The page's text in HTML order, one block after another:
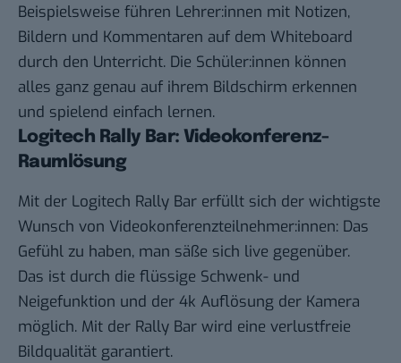
Beispielsweise führen Lehrer:innen mit Notizen,
Bildern und Kommentaren auf dem Whiteboard
durch den Unterricht. Die Schüler:innen können
alles ganz genau auf ihrem Bildschirm erkennen
und spielend einfach lernen.
Logitech Rally Bar: Videokonferenz-
Raumlösung
Mit der Logitech Rally Bar erfüllt sich der wichtigste
Wunsch von Videokonferenzteilnehmer:innen: Das
Gefühl zu haben, man säße sich live gegenüber.
Das ist durch die flüssige Schwenk- und
Neigefunktion und der 4k Auflösung der Kamera
möglich. Mit der Rally Bar wird eine verlustfreie
Bildqualität garantiert.